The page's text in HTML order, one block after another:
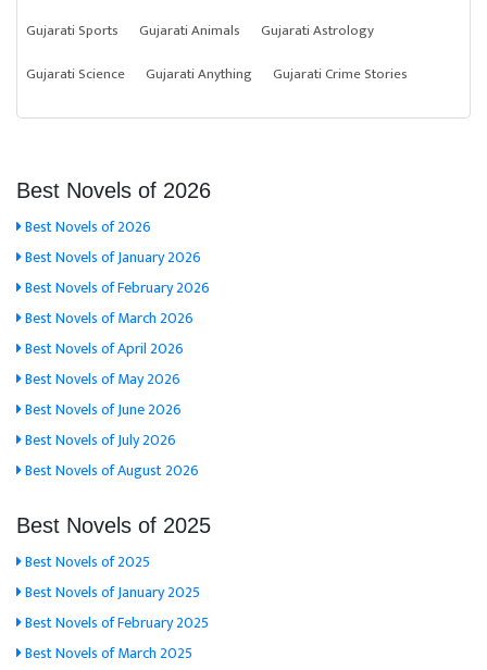
Gujarati Sports
Gujarati Animals
Gujarati Astrology
Gujarati Science
Gujarati Anything Gujarati Crime Stories
Best Novels of 2026
Best Novels of 2026
Best Novels of January 2026
Best Novels of February 2026
Best Novels of March 2026
Best Novels of April 2026
Best Novels of May 2026
Best Novels of June 2026
Best Novels of July 2026
Best Novels of August 2026
Best Novels of 2025
Best Novels of 2025
Best Novels of January 2025
Best Novels of February 2025
Best Novels of March 2025